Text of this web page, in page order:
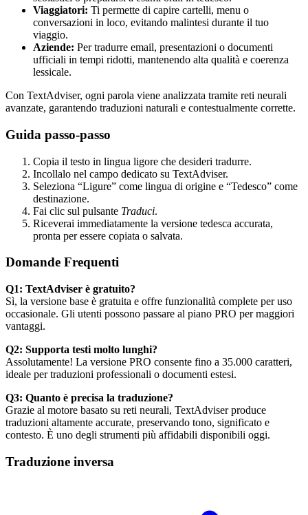
Viaggiatori: Ti permette di capire cartelli, menu o
conversazioni in loco, evitando malintesi durante il tuo
viaggio.
Aziende: Per tradurre email, presentazioni o documenti
ufficiali in tempi ridotti, mantenendo alta qualità e coerenza
lessicale.
Con TextAdviser, ogni parola viene analizzata tramite reti neurali
avanzate, garantendo traduzioni naturali e contestualmente corrette.
Guida passo-passo
Copia il testo in lingua ligore che desideri tradurre.
Incollalo nel campo dedicato su TextAdviser.
Seleziona “Ligure” come lingua di origine e “Tedesco” come
destinazione.
Fai clic sul pulsante Traduci.
Riceverai immediatamente la versione tedesca accurata,
pronta per essere copiata o salvata.
Domande Frequenti
Q1: TextAdviser è gratuito?
Sì, la versione base è gratuita e offre funzionalità complete per uso
occasionale. Gli utenti possono passare al piano PRO per maggiori
vantaggi.
Q2: Supporta testi molto lunghi?
Assolutamente! La versione PRO consente fino a 35.000 caratteri,
ideale per traduzioni professionali o documenti estesi.
Q3: Quanto è precisa la traduzione?
Grazie al motore basato su reti neurali, TextAdviser produce
traduzioni altamente accurate, preservando tono, significato e
contesto. È uno degli strumenti più affidabili disponibili oggi.
Traduzione inversa